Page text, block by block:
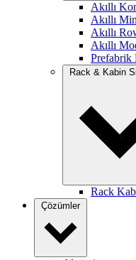
Akıllı
Akıllı
Akıllı
Akıllı
Prefabrik
Rack & Kabin
Rack
Çözümler